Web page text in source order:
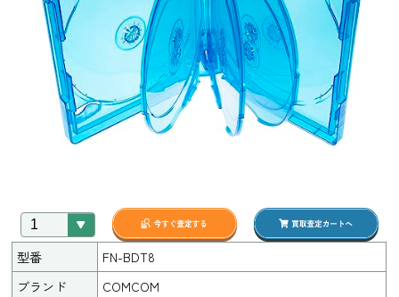
型番
FN-BDT8
ブランド
COMCOM